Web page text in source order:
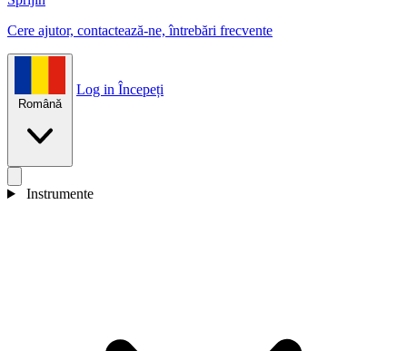
Cere ajutor, contactează-ne, întrebări frecvente
Română
Log in Începeți
Instrumente